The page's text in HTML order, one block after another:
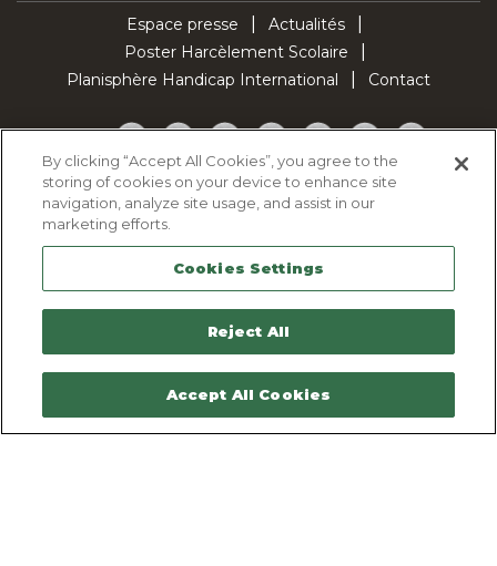
Espace presse
Actualités
Poster Harcèlement Scolaire
Planisphère Handicap International
Contact
Facebook
TwitterYouTubePinterestInstagramLinkedInTikTok
Politique d'utilisation des cookies
Politique de confidentialité
Mentions légales
Plan du site
Contactez-nous
By clicking “Accept All Cookies”, you agree to the
storing of cookies on your device to enhance site
navigation, analyze site usage, and assist in our
marketing efforts.
Cookies Settings
Reject All
Accept All Cookies